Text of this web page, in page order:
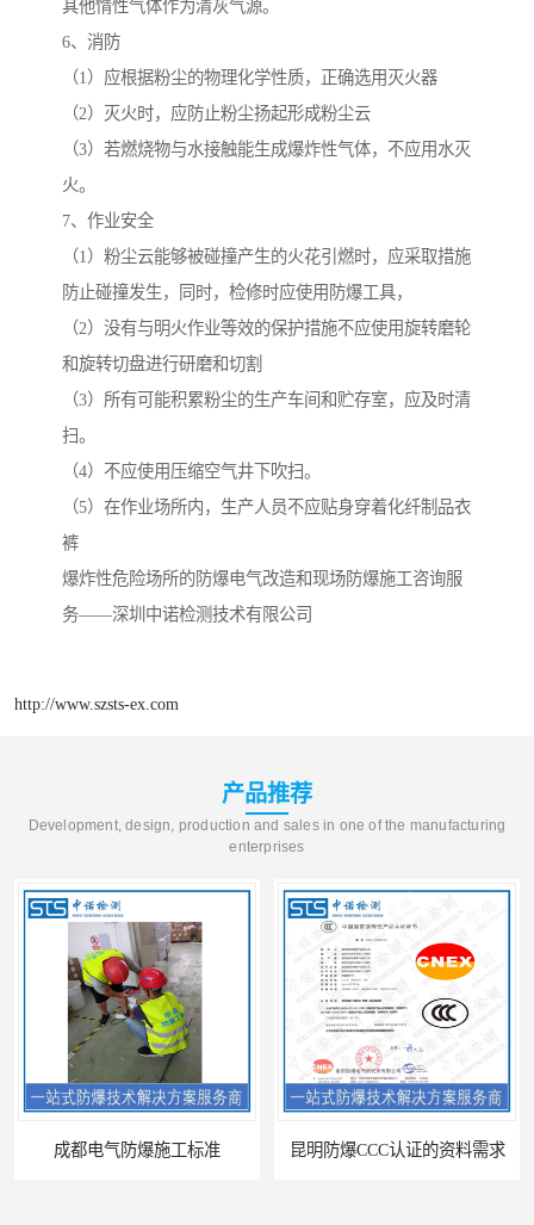
其他惰性气体作为清灰气源。
6、消防
（1）应根据粉尘的物理化学性质，正确选用灭火器
（2）灭火时，应防止粉尘扬起形成粉尘云
（3）若燃烧物与水接触能生成爆炸性气体，不应用水灭
火。
7、作业安全
（1）粉尘云能够被碰撞产生的火花引燃时，应采取措施
防止碰撞发生，同时，检修时应使用防爆工具，
（2）没有与明火作业等效的保护措施不应使用旋转磨轮
和旋转切盘进行研磨和切割
（3）所有可能积累粉尘的生产车间和贮存室，应及时清
扫。
（4）不应使用压缩空气井下吹扫。
（5）在作业场所内，生产人员不应贴身穿着化纤制品衣
裤
爆炸性危险场所的防爆电气改造和现场防爆施工咨询服
务——深圳中诺检测技术有限公司
http://www.szsts-ex.com
产品推荐
Development, design, production and sales in one of the manufacturing
enterprises
昆明防爆CCC认证的资料需求 合肥IECEx标志认证发证机构